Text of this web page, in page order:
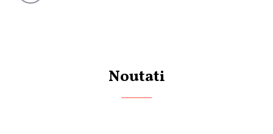
Noutati